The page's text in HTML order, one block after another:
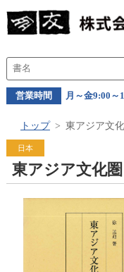
営業時間 月～金9:00～
トップ 東アジア文
日本
東アジア文化